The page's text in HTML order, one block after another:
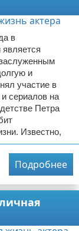
в
и
участие в
сериалов на
Петра
Известно,
Подробнее